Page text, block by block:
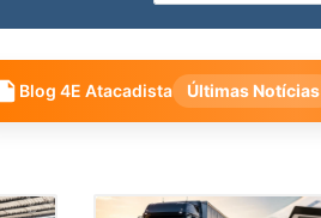
Blog 4E Atacadista Últimas Notícias